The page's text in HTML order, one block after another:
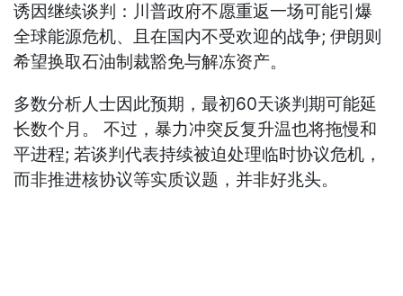
诱因继续谈判：川普政府不愿重返一场可能引爆
全球能源危机、且在国内不受欢迎的战争; 伊朗则
希望换取石油制裁豁免与解冻资产。
多数分析人士因此预期，最初60天谈判期可能延
长数个月。 不过，暴力冲突反复升温也将拖慢和
平进程; 若谈判代表持续被迫处理临时协议危机，
而非推进核协议等实质议题，并非好兆头。